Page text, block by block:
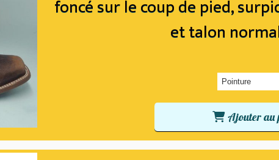
foncé sur le coup de pied,
et talon
Ajouter au